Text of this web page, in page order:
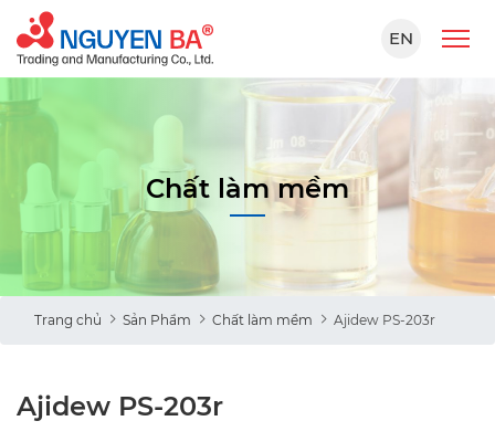
EN
Chất làm mềm
Trang chủ Sản Phẩm Chất làm mềm Ajidew PS-203r
Ajidew PS-203r